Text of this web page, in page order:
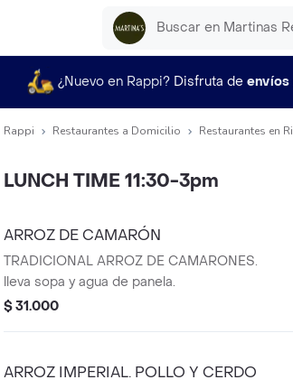
¿Nuevo en Rappi? Disfruta de envíos
Rappi Restaurantes a Domicilio Restaurantes en
LUNCH TIME 11:30-3pm
ARROZ DE CAMARÓN
TRADICIONAL ARROZ DE CAMARONES.
lleva sopa y agua de panela.
$ 31.000
ARROZ IMPERIAL. POLLO Y CERDO